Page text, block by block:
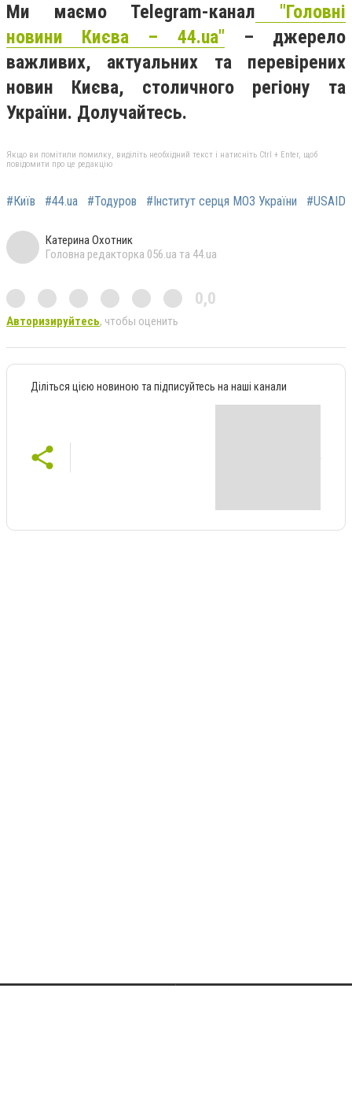
Ми маємо Telegram-канал "Головні
новини Києва – 44.ua" – джерело
важливих, актуальних та перевірених
новин Києва, столичного регіону та
України. Долучайтесь.
Якщо ви помітили помилку, виділіть необхідний текст і натисніть Ctrl + Enter, щоб
повідомити про це редакцію
#Київ #44.ua #Тодуров #Інститут серця МОЗ України #USAID
Катерина Охотник
Головна редакторка 056.ua та 44.ua
0,0
Авторизируйтесь, чтобы оценить
Діліться цією новиною та підписуйтесь на наші канали